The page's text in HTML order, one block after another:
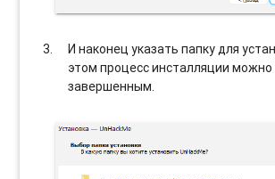
И наконец указать папку для
этом процесс инсталляции можно
завершенным.